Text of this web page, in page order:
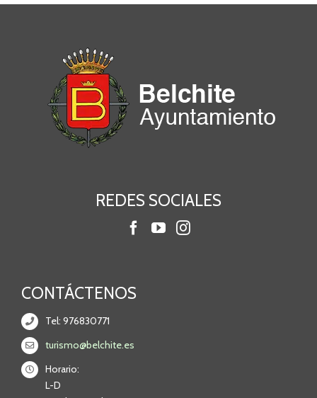
REDES SOCIALES
CONTÁCTENOS
Tel: 976830771
turismo@belchite.es
Horario:
L-D